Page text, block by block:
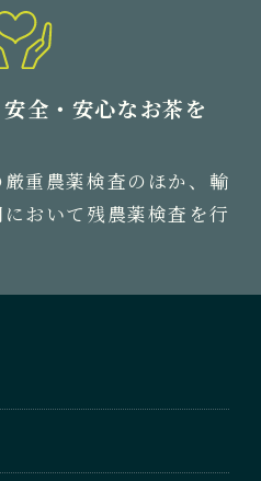
全・安心なお茶を
重農薬検査のほか、輸
おいて残農薬検査を行